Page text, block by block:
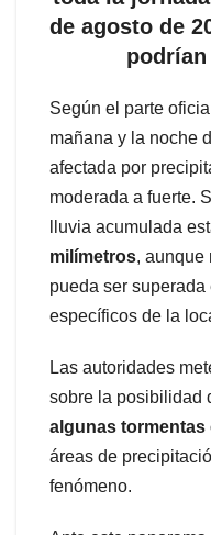
de agosto de
podrían
Según el parte
mañana y la noche
afectada por
moderada a fuerte.
lluvia acumulada
milímetros, aunque
pueda ser
específicos de la
Las autoridades
sobre la posibilidad
algunas tormentas
áreas de
fenómeno.